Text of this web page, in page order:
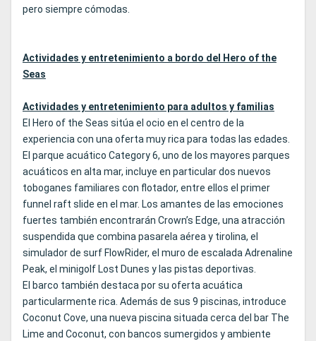
pero siempre cómodas.
Actividades y entretenimiento a bordo del Hero of the
Seas
Actividades y entretenimiento para adultos y familias
El Hero of the Seas sitúa el ocio en el centro de la
experiencia con una oferta muy rica para todas las edades.
El parque acuático Category 6, uno de los mayores parques
acuáticos en alta mar, incluye en particular dos nuevos
toboganes familiares con flotador, entre ellos el primer
funnel raft slide en el mar. Los amantes de las emociones
fuertes también encontrarán Crown’s Edge, una atracción
suspendida que combina pasarela aérea y tirolina, el
simulador de surf FlowRider, el muro de escalada Adrenaline
Peak, el minigolf Lost Dunes y las pistas deportivas.
El barco también destaca por su oferta acuática
particularmente rica. Además de sus 9 piscinas, introduce
Coconut Cove, una nueva piscina situada cerca del bar The
Lime and Coconut, con bancos sumergidos y ambiente